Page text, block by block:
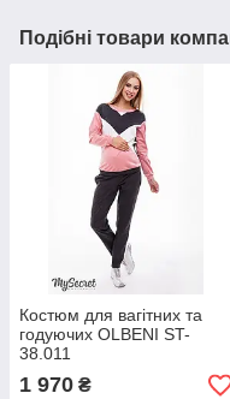
Подібні товари
Костюм для вагітних та
годуючих OLBENI ST-
38.011
1 970 ₴